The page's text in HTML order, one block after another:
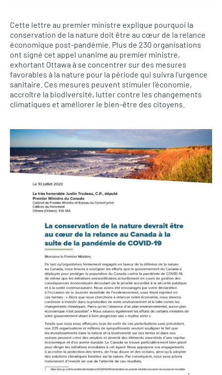
Cette lettre au premier ministre explique pourquoi la
conservation de la nature doit être au cœur de la relance
économique post-pandémie. Plus de 230 organisations
ont signé cet appel unanime au premier ministre,
exhortant Ottawa à se concentrer sur des mesures
favorables à la nature pour la période qui suivra l’urgence
sanitaire. Ces mesures peuvent stimuler l’économie,
accroître la biodiversité, lutter contre les changements
climatiques et améliorer le bien-être des citoyens.